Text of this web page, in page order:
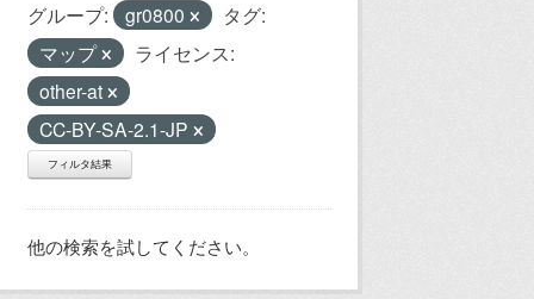
グループ: gr0800
タグ:
マップ
ライセンス:
other-at
CC-BY-SA-2.1-JP
フィルタ結果
他の検索を試してください。